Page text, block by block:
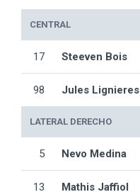
CENTRAL
17 Steeven Bois
98 Jules Lignieres
LATERAL DERECHO
5 Nevo Medina
13 Mathis Jaffiol